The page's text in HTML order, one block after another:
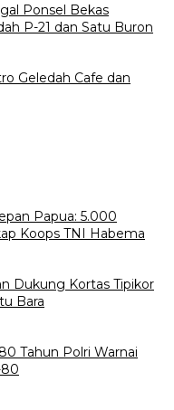
Ponsel Bekas
P-21 dan Satu Buron
Geledah Cafe dan
Papua: 5.000
Koops TNI Habema
Dukung Kortas Tipikor
Bara
Tahun Polri Warnai